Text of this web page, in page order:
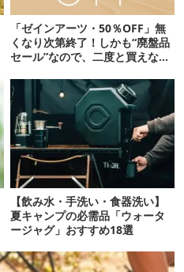
「ゼインアーツ・50％OFF」無
くなり次第終了！しかも“廃盤品
セール”なので、二度と買えない
【飲み水・手洗い・食器洗い】
夏キャンプの必需品「ウォータ
ージャグ」おすすめ18選